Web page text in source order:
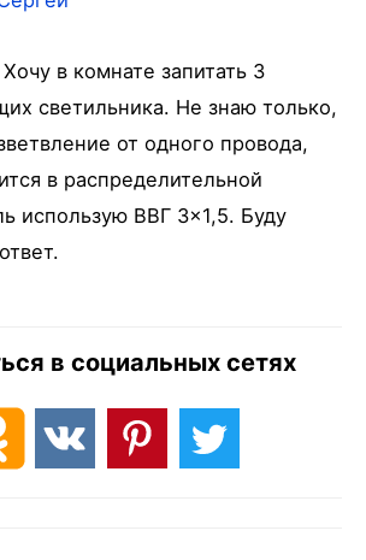
в комнате запитать 3
светильника. Не знаю только,
от одного провода,
в распределительной
использую ВВГ 3×1,5. Буду
в социальных сетях